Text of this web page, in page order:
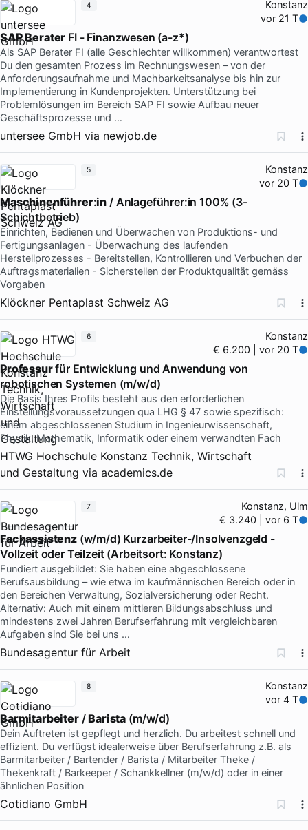
Konstanz
vor 21 T
SAPBerater FI - Finanzwesen (a-z*)
Als SAP Berater FI (alle Geschlechter willkommen) verantwortest
Du den gesamten Prozess im Rechnungswesen – von der
Anforderungsaufnahme und Machbarkeitsanalyse bis hin zur
Implementierung in Kundenprojekten. Unterstützung bei
Problemlösungen im Bereich SAP FI sowie Aufbau neuer
Geschäftsprozesse und …
untersee GmbH via newjob.de
4
Konstanz
vor 20 T
Maschinenführer:in / Anlageführer:in 100% (3-
Schichtbetrieb)
Einrichten, Bedienen und Überwachen von Produktions- und
Fertigungsanlagen - Überwachung des laufenden
Herstellprozesses - Bereitstellen, Kontrollieren und Verbuchen der
Auftragsmaterialien - Sicherstellen der Produktqualität gemäss
Vorgaben
Klöckner Pentaplast Schweiz AG
5
Konstanz
€ 6.200 | vor 20 T
Professurfür Entwicklung und Anwendung von
robotischen Systemen (m/w/d)
Die Basis Ihres Profils besteht aus den erforderlichen
Einstellungsvoraussetzungen qua LHG § 47 sowie spezifisch:
einem abgeschlossenen Studium in Ingenieurwissenschaft,
Physik, Mathematik, Informatik oder einem verwandten Fach
HTWG Hochschule Konstanz Technik, Wirtschaft
und Gestaltung via academics.de
6
Konstanz, Ulm
€ 3.240 | vor 6 T
Fachassistenz(w/m/d) Kurzarbeiter-/Insolvenzgeld -
Vollzeit oder Teilzeit (Arbeitsort: Konstanz)
Fundiert ausgebildet: Sie haben eine abgeschlossene
Berufsausbildung – wie etwa im kaufmännischen Bereich oder in
den Bereichen Verwaltung, Sozialversicherung oder Recht.
Alternativ: Auch mit einem mittleren Bildungsabschluss und
mindestens zwei Jahren Berufserfahrung mit vergleichbaren
Aufgaben sind Sie bei uns …
Bundesagentur für Arbeit
7
Konstanz
vor 4 T
Barmitarbeiter/Barista (m/w/d)
Dein Auftreten ist gepflegt und herzlich. Du arbeitest schnell und
effizient. Du verfügst idealerweise über Berufserfahrung z.B. als
Barmitarbeiter / Bartender / Barista / Mitarbeiter Theke /
Thekenkraft / Barkeeper / Schankkellner (m/w/d) oder in einer
ähnlichen Position
Cotidiano GmbH
8